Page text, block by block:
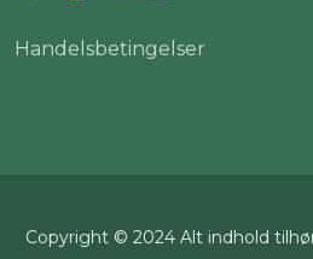
Handelsbetingelser
Copyright © 2024 Alt indhold